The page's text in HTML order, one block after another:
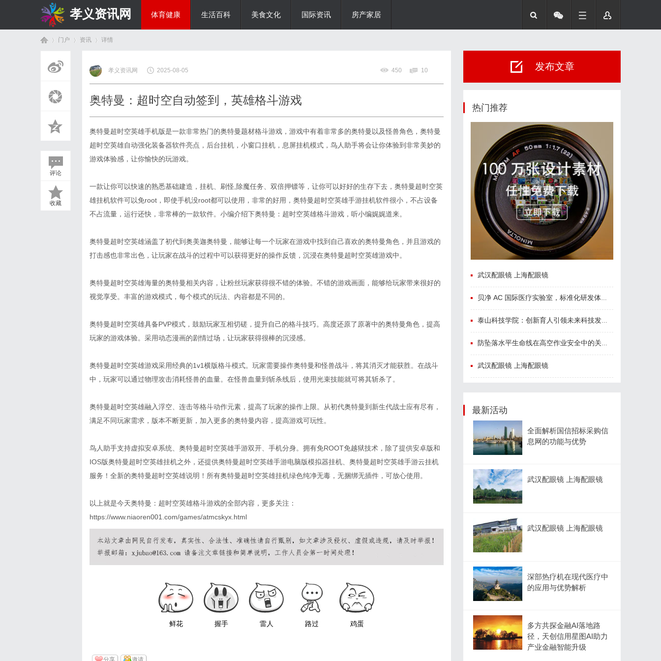
孝义资讯网 体育健康 生活百科 美食文化 国际资讯 房产家居
门户 资讯
›
详情
评论
收藏
孝义资讯网 2025-08-05 450 10
奥特曼：超时空自动签到，英雄格斗游戏
奥特曼超时空英雄手机版是一款非常热门的奥特曼题材格斗游戏，游戏中有着非常多的奥特曼以及怪兽角色，奥特曼
超时空英雄自动强化装备器软件亮点，后台挂机，小窗口挂机，息屏挂机模式，鸟人助手将会让你体验到非常美妙的
游戏体验感，让你愉快的玩游戏。
一款让你可以快速的熟悉基础建造，挂机、刷怪,除魔任务、双倍押镖等，让你可以好好的生存下去，奥特曼超时空英
雄挂机软件可以免root，即使手机没root都可以使用，非常的好用，奥特曼超时空英雄手游挂机软件很小，不占设备
不占流量，运行还快，非常棒的一款软件。小编介绍下奥特曼：超时空英雄格斗游戏，听小编娓娓道来。
奥特曼超时空英雄涵盖了初代到奥美迦奥特曼，能够让每一个玩家在游戏中找到自己喜欢的奥特曼角色，并且游戏的
打击感也非常出色，让玩家在战斗的过程中可以获得更好的操作反馈，沉浸在奥特曼超时空英雄游戏中。
奥特曼超时空英雄海量的奥特曼相关内容，让粉丝玩家获得很不错的体验。不错的游戏画面，能够给玩家带来很好的
视觉享受。丰富的游戏模式，每个模式的玩法、内容都是不同的。
奥特曼超时空英雄具备PVP模式，鼓励玩家互相切磋，提升自己的格斗技巧。高度还原了原著中的奥特曼角色，提高
玩家的游戏体验。采用动态漫画的剧情过场，让玩家获得很棒的沉浸感。
奥特曼超时空英雄游戏采用经典的1v1横版格斗模式。玩家需要操作奥特曼和怪兽战斗，将其消灭才能获胜。在战斗
中，玩家可以通过物理攻击消耗怪兽的血量。在怪兽血量到斩杀线后，使用光束技能就可将其斩杀了。
奥特曼超时空英雄融入浮空、连击等格斗动作元素，提高了玩家的操作上限。从初代奥特曼到新生代战士应有尽有，
满足不同玩家需求，版本不断更新，加入更多的奥特曼内容，提高游戏可玩性。
鸟人助手支持虚拟安卓系统、奥特曼超时空英雄手游双开、手机分身。拥有免ROOT免越狱技术，除了提供安卓版和
IOS版奥特曼超时空英雄挂机之外，还提供奥特曼超时空英雄手游电脑版模拟器挂机、奥特曼超时空英雄手游云挂机
服务！全新的奥特曼超时空英雄说明！所有奥特曼超时空英雄挂机绿色纯净无毒，无捆绑无插件，可放心使用。
以上就是今天奥特曼：超时空英雄格斗游戏的全部内容，更多关注：
https://www.niaoren001.com/games/atmcskyx.html
鲜花 握手 雷人 路过 鸡蛋
分享 邀请
发布文章
热门推荐
武汉配眼镜 上海配眼镜
贝净 AC 国际医疗实验室，标准化研发体系全解析
泰山科技学院：创新育人引领未来科技发展新高地
防坠落水平生命线在高空作业安全中的关键作用与应用解析
武汉配眼镜 上海配眼镜
最新活动
全面解析国信招标采购信
息网的功能与优势
武汉配眼镜 上海配眼镜
武汉配眼镜 上海配眼镜
深部热疗机在现代医疗中
的应用与优势解析
多方共探金融AI落地路
径，天创信用星图AI助力
产业金融智能升级